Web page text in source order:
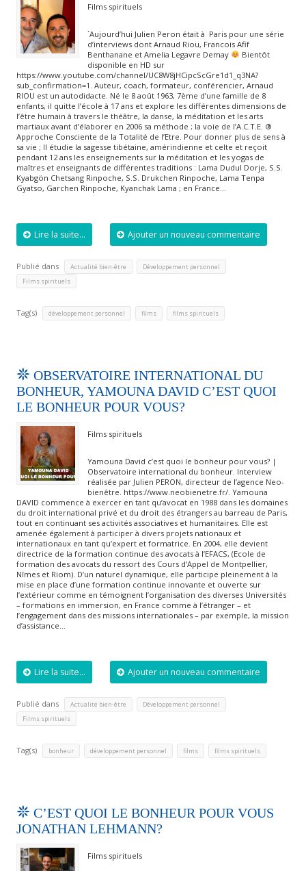
Films spirituels
`Aujourd’hui Julien Peron était à Paris pour une série
d’interviews dont Arnaud Riou, Francois Afif
Benthanane et Amelia Legavre Demay
Bientôt
disponible en HD sur
https://www.youtube.com/channel/UC8W8jHCipcScGre1d1_q3NA?
sub_confirmation=1. Auteur, coach, formateur, conférencier, Arnaud
RIOU est un autodidacte. Né le 8 août 1963, 7ème d’une famille de 8
enfants, il quitte l’école à 17 ans et explore les différentes dimensions de
l’être humain à travers le théâtre, la danse, la méditation et les arts
martiaux avant d’élaborer en 2006 sa méthode ; la voie de l’A.C.T.E. ®
Approche Consciente de la Totalité de l’Etre. Pour donner plus de sens à
sa vie ; Il étudie la sagesse tibétaine, amérindienne et celte et reçoit
pendant 12 ans les enseignements sur la méditation et les yogas de
maîtres et enseignants de différentes traditions : Lama Dudul Dorje, S.S.
Kyabgön Chetsang Rinpoche, S.S. Drukchen Rinpoche, Lama Tenpa
Gyatso, Garchen Rinpoche, Kyanchak Lama ; en France…
Lire la suite... Ajouter un nouveau commentaire
Publié dans Actualité bien-être Développement personnel
Films spirituels
Tag(s) développement personnel films films spirituels
OBSERVATOIRE INTERNATIONAL DU
BONHEUR, YAMOUNA DAVID C’EST QUOI
LE BONHEUR POUR VOUS?
Films spirituels
Yamouna David c’est quoi le bonheur pour vous? |
Observatoire international du bonheur. Interview
réalisée par Julien PERON, directeur de l’agence Neo-
bienêtre. https://www.neobienetre.fr/. Yamouna
DAVID commence à exercer en tant qu’avocat en 1988 dans les domaines
du droit international privé et du droit des étrangers au barreau de Paris,
tout en continuant ses activités associatives et humanitaires. Elle est
amenée également à participer à divers projets nationaux et
internationaux en tant qu’expert et formatrice. En 2004, elle devient
directrice de la formation continue des avocats à l’EFACS, (Ecole de
formation des avocats du ressort des Cours d’Appel de Montpellier,
Nîmes et Riom). D’un naturel dynamique, elle participe pleinement à la
mise en place d’une formation continue innovante et ouverte sur
l’extérieur comme en témoignent l’organisation des diverses Universités
– formations en immersion, en France comme à l’étranger – et
l’engagement dans des missions internationales – par exemple, la mission
d’assistance…
Lire la suite... Ajouter un nouveau commentaire
Publié dans Actualité bien-être Développement personnel
Films spirituels
Tag(s) bonheur développement personnel films films spirituels
C’EST QUOI LE BONHEUR POUR VOUS
JONATHAN LEHMANN?
Films spirituels